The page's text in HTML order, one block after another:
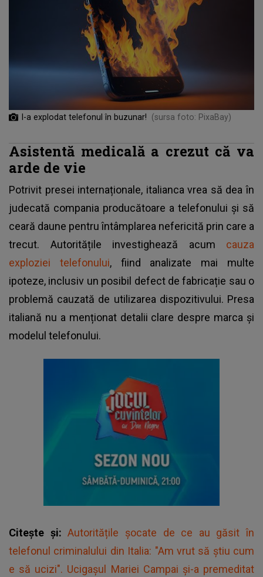
I-a explodat telefonul în buzunar! (sursa foto: PixaBay)
Asistentă medicală a crezut că va
arde de vie
Potrivit presei internaționale, italianca vrea să dea în
judecată compania producătoare a telefonului şi să
ceară daune pentru întâmplarea nefericită prin care a
trecut. Autoritățile investighează acum cauza
exploziei telefonului, fiind analizate mai multe
ipoteze, inclusiv un posibil defect de fabricație sau o
problemă cauzată de utilizarea dispozitivului. Presa
italiană nu a menționat detalii clare despre marca și
modelul telefonului.
Citește și:Autoritățile șocate de ce au găsit în
telefonul criminalului din Italia: "Am vrut să știu cum
e să ucizi". Ucigașul Mariei Campai și-a premeditat